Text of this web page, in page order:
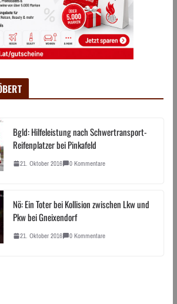
Bgld: Hilfeleistung nach Schwertransport-
Reifenplatzer bei Pinkafeld
21. Oktober 2016 0 Kommentare
Nö: Ein Toter bei Kollision zwischen Lkw und
Pkw bei Gneixendorf
21. Oktober 2016 0 Kommentare